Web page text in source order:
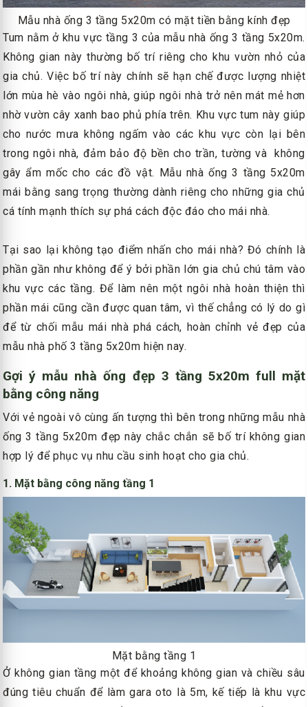
Mẫu nhà ống 3 tầng 5x20m có mặt tiền bằng kính đẹp
Tum nằm ở khu vực tầng 3 của mẫu nhà ống 3 tầng 5x20m.
Không gian này thường bố trí riêng cho khu vườn nhỏ của
gia chủ. Việc bố trí này chính sẽ hạn chế được lượng nhiệt
lớn mùa hè vào ngôi nhà, giúp ngôi nhà trở nên mát mẻ hơn
nhờ vườn cây xanh bao phủ phía trên. Khu vực tum này giúp
cho nước mưa không ngấm vào các khu vực còn lại bên
trong ngôi nhà, đảm bảo độ bền cho trần, tường và không
gây ẩm mốc cho các đồ vật. Mẫu nhà ống 3 tầng 5x20m
mái bằng sang trọng thường dành riêng cho những gia chủ
cá tính mạnh thích sự phá cách độc đáo cho mái nhà.
Tại sao lại không tạo điểm nhấn cho mái nhà? Đó chính là
phần gần như không để ý bởi phần lớn gia chủ chú tâm vào
khu vực các tầng. Để làm nên một ngôi nhà hoàn thiện thì
phần mái cũng cần được quan tâm, vì thế chẳng có lý do gì
để từ chối mẫu mái nhà phá cách, hoàn chỉnh vẻ đẹp của
mẫu nhà phố 3 tầng 5x20m hiện nay.
Gợi ý mẫu nhà ống đẹp 3 tầng 5x20m full mặt
bằng công năng
Với vẻ ngoài vô cùng ấn tượng thì bên trong những mẫu nhà
ống 3 tầng 5x20m đẹp này chắc chắn sẽ bố trí không gian
hợp lý để phục vụ nhu cầu sinh hoạt cho gia chủ.
1. Mặt bằng công năng tầng 1
Mặt bằng tầng 1
Ở không gian tầng một để khoảng không gian và chiều sâu
đúng tiêu chuẩn để làm gara oto là 5m, kế tiếp là khu vực